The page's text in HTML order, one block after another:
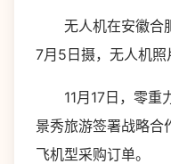
无人机在安徽合
7月5日摄，无人机照
11月17日，零重
景秀旅游签署战略合
飞机型采购订单。